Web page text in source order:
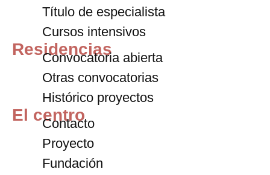
Título de especialista
Cursos intensivos
Residencias
Convocatoria abierta
Otras convocatorias
Histórico proyectos
El centro
Contacto
Proyecto
Fundación